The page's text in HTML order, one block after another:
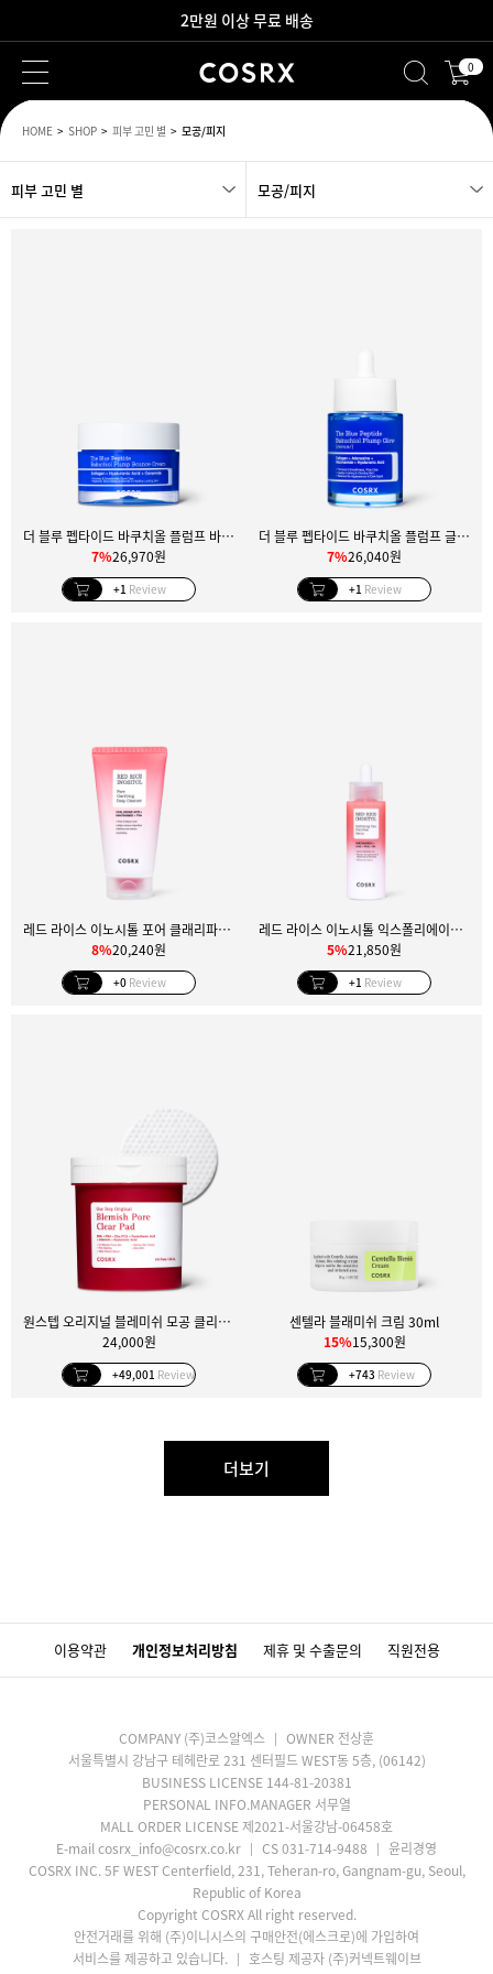
2만원 이상 무료 배송
새로워진 회원 혜택을 만나보세요! 0
HOME SHOP 피부 고민 별 모공/피지
더 블루 펩타이드 바쿠치올 플럼프 바운스 크림
7%26,970원
+1 Review
더 블루 펩타이드 바쿠치올 플럼프 글로우 세럼
7%26,040원
+1 Review
레드 라이스 이노시톨 포어 클래리파잉 딥 클렌저
8%20,240원
+0 Review
레드 라이스 이노시톨 익스폴리에이팅 케어 포어 필 세럼
5%21,850원
+1 Review
원스텝 오리지널 블레미쉬 모공 클리어 패드 100매
24,000원
+49,001 Review
센텔라 블래미쉬 크림 30ml
15%15,300원
+743 Review
더보기
이용약관 개인정보처리방침 제휴 및 수출문의 직원전용
COMPANY (주)코스알엑스
OWNER 전상훈
서울특별시 강남구 테헤란로 231 센터필드 WEST동 5층, (06142)
BUSINESS LICENSE 144-81-20381
PERSONAL INFO.MANAGER 서무열
MALL ORDER LICENSE 제2021-서울강남-06458호
E-mail cosrx_info@cosrx.co.kr
CS 031-714-9488
윤리경영
COSRX INC. 5F WEST Centerfield, 231, Teheran-ro, Gangnam-gu, Seoul,
Republic of Korea
Copyright COSRX All right reserved.
안전거래를 위해 (주)이니시스의 구매안전(에스크로)에 가입하여
서비스를 제공하고 있습니다.
호스팅 제공자 (주)커넥트웨이브